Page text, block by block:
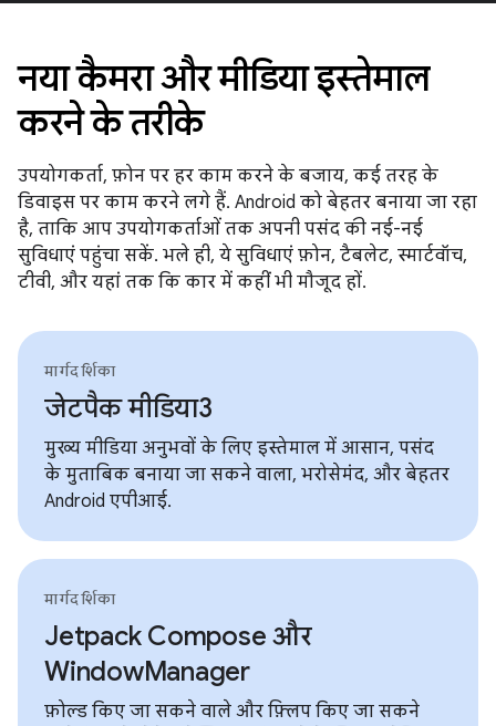
नया कैमरा और मीडिया इस्तेमाल
करने के तरीके
उपयोगकर्ता, फ़ोन पर हर काम करने के बजाय, कई तरह के
डिवाइस पर काम करने लगे हैं. Android को बेहतर बनाया जा रहा
है, ताकि आप उपयोगकर्ताओं तक अपनी पसंद की नई-नई
सुविधाएं पहुंचा सकें. भले ही, ये सुविधाएं फ़ोन, टैबलेट, स्मार्टवॉच,
टीवी, और यहां तक कि कार में कहीं भी मौजूद हों.
मार्गदर्शिका
जेटपैक मीडिया3
मुख्य मीडिया अनुभवों के लिए इस्तेमाल में आसान, पसंद
के मुताबिक बनाया जा सकने वाला, भरोसेमंद, और बेहतर
Android एपीआई.
मार्गदर्शिका
Jetpack Compose और
WindowManager
फ़ोल्ड किए जा सकने वाले और फ़्लिप किए जा सकने